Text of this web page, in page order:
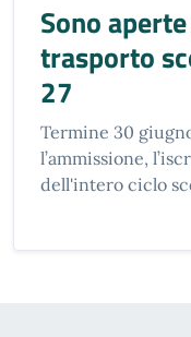
Sono
trasporto
27
Termine 30
l’ammissione,
dell'intero ciclo